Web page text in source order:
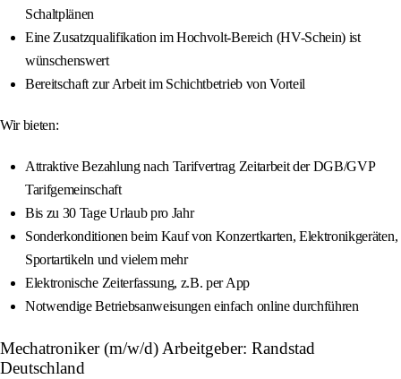
Schaltplänen
Eine Zusatzqualifikation im Hochvolt-Bereich (HV-Schein) ist
wünschenswert
Bereitschaft zur Arbeit im Schichtbetrieb von Vorteil
Wir bieten:
Attraktive Bezahlung nach Tarifvertrag Zeitarbeit der DGB/GVP
Tarifgemeinschaft
Bis zu 30 Tage Urlaub pro Jahr
Sonderkonditionen beim Kauf von Konzertkarten, Elektronikgeräten,
Sportartikeln und vielem mehr
Elektronische Zeiterfassung, z.B. per App
Notwendige Betriebsanweisungen einfach online durchführen
Mechatroniker (m/w/d) Arbeitgeber: Randstad
Deutschland